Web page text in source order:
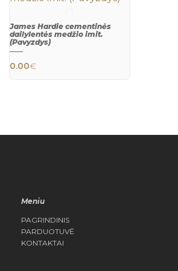
James Hardie cementinės
dailylentės medžio imit.
(Pavyzdys)
0.00€
Meniu
PAGRINDINIS
PARDUOTUVĖ
KONTAKTAI